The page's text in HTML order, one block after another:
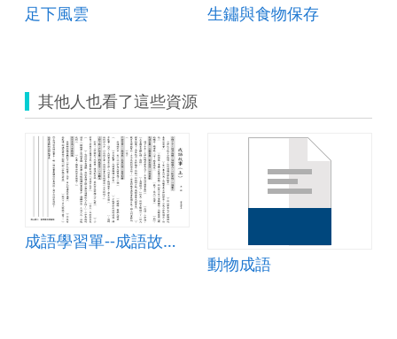
足下風雲 生鏽與食物保存
其他人也看了這些資源
成語學習單--成語故事(上)
動物成語